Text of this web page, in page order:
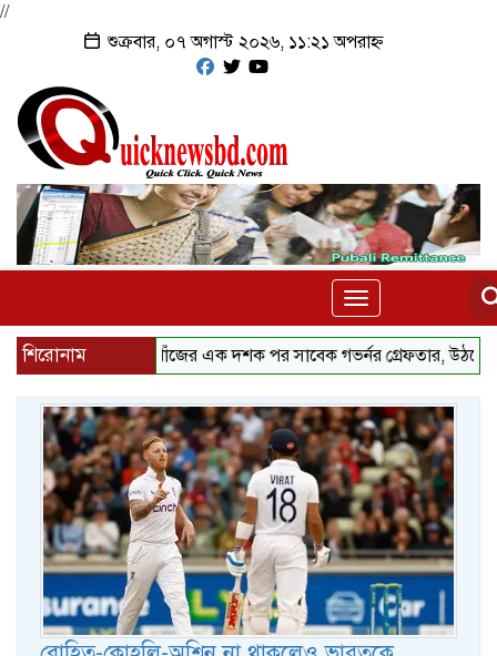
//
শুক্রবার, ০৭ অগাস্ট ২০২৬, ১১:২১ অপরাহ্ন
Toggle
navigation
শিরোনাম
শিক্ষার্থী নিখোঁজের এক দশক পর সাবেক গভর্নর গ্রেফতার, উঠছে গোপন